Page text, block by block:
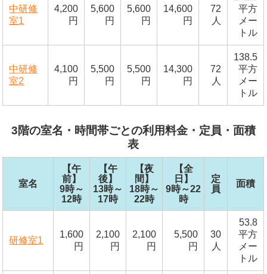
中研修
室1
4,200
円
5,600
円
5,600
円
14,600
円
72
人
平方
メー
トル
中研修
室2
4,100
円
5,500
円
5,500
円
14,300
円
72
人
138.5
平方
メー
トル
3階の室名・時間帯ごとの利用料金・定員・面積
表
室名
【午
前】
9時～
12時
【午
後】
13時～
17時
【夜
間】
18時～
22時
【全
日】
9時～22
時
定
員
面積
研修室1
1,600
円
2,100
円
2,100
円
5,500
円
30
人
53.8
平方
メー
トル